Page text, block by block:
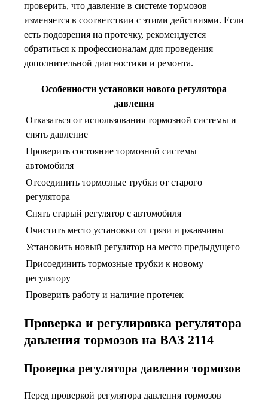
проверить, что давление в системе тормозов
изменяется в соответствии с этими действиями. Если
есть подозрения на протечку, рекомендуется
обратиться к профессионалам для проведения
дополнительной диагностики и ремонта.
Особенности установки нового регулятора
давления
Отказаться от использования тормозной системы и
снять давление
Проверить состояние тормозной системы
автомобиля
Отсоединить тормозные трубки от старого
регулятора
Снять старый регулятор с автомобиля
Очистить место установки от грязи и ржавчины
Установить новый регулятор на место предыдущего
Присоединить тормозные трубки к новому
регулятору
Проверить работу и наличие протечек
Проверка и регулировка регулятора
давления тормозов на ВАЗ 2114
Проверка регулятора давления тормозов
Перед проверкой регулятора давления тормозов